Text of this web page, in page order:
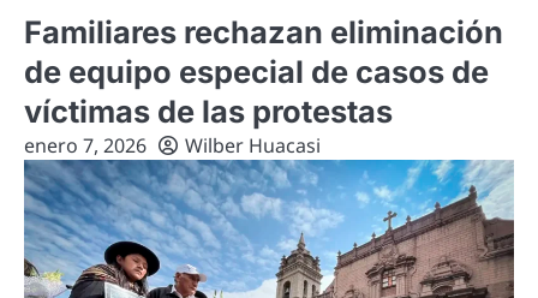
Familiares rechazan eliminación
de equipo especial de casos de
víctimas de las protestas
enero 7, 2026 Wilber Huacasi